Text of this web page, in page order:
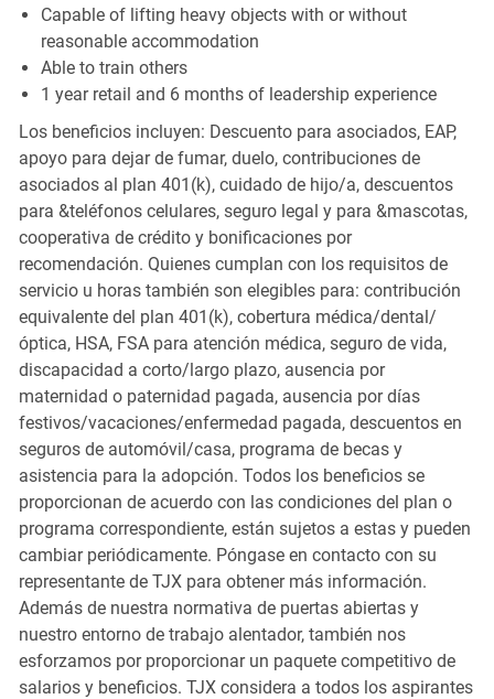
Capable of lifting heavy objects with or without
reasonable accommodation
Able to train others
1 year retail and 6 months of leadership experience
Los beneficios incluyen: Descuento para asociados, EAP,
apoyo para dejar de fumar, duelo, contribuciones de
asociados al plan 401(k), cuidado de hijo/a, descuentos
para &teléfonos celulares, seguro legal y para &mascotas,
cooperativa de crédito y bonificaciones por
recomendación. Quienes cumplan con los requisitos de
servicio u horas también son elegibles para: contribución
equivalente del plan 401(k), cobertura médica/dental/
óptica, HSA, FSA para atención médica, seguro de vida,
discapacidad a corto/largo plazo, ausencia por
maternidad o paternidad pagada, ausencia por días
festivos/vacaciones/enfermedad pagada, descuentos en
seguros de automóvil/casa, programa de becas y
asistencia para la adopción. Todos los beneficios se
proporcionan de acuerdo con las condiciones del plan o
programa correspondiente, están sujetos a estas y pueden
cambiar periódicamente. Póngase en contacto con su
representante de TJX para obtener más información.
Además de nuestra normativa de puertas abiertas y
nuestro entorno de trabajo alentador, también nos
esforzamos por proporcionar un paquete competitivo de
salarios y beneficios. TJX considera a todos los aspirantes